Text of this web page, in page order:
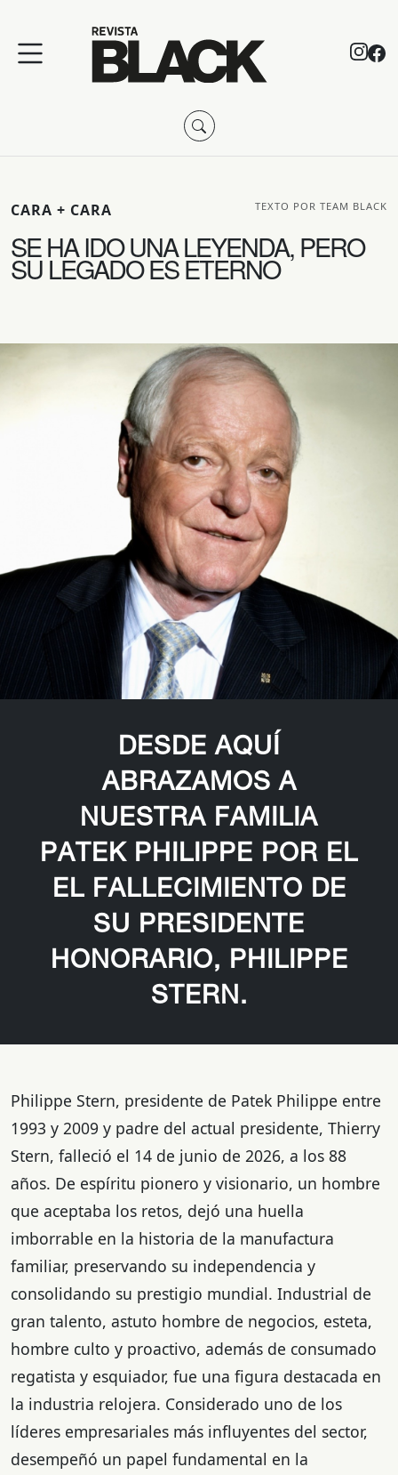
CARA + CARA TEXTO POR TEAM BLACK
SE HA IDO UNA LEYENDA, PERO
SU LEGADO ES ETERNO
DESDE AQUÍ
ABRAZAMOS A
NUESTRA FAMILIA
PATEK PHILIPPE POR EL
EL FALLECIMIENTO DE
SU PRESIDENTE
HONORARIO, PHILIPPE
STERN.
Philippe Stern, presidente de Patek Philippe entre
1993 y 2009 y padre del actual presidente, Thierry
Stern, falleció el 14 de junio de 2026, a los 88
años. De espíritu pionero y visionario, un hombre
que aceptaba los retos, dejó una huella
imborrable en la historia de la manufactura
familiar, preservando su independencia y
consolidando su prestigio mundial. Industrial de
gran talento, astuto hombre de negocios, esteta,
hombre culto y proactivo, además de consumado
regatista y esquiador, fue una figura destacada en
la industria relojera. Considerado uno de los
líderes empresariales más influyentes del sector,
desempeñó un papel fundamental en la